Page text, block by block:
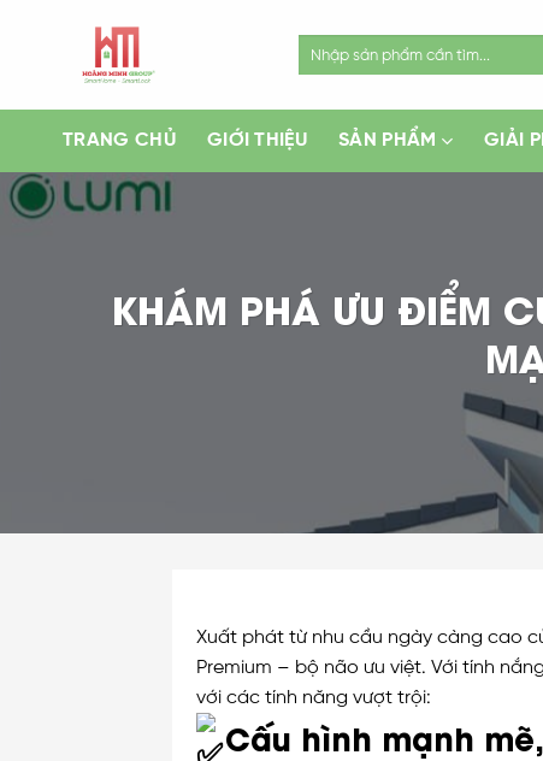
TRANG CHỦ GIỚI THIỆU SẢN PHẨM GIẢI
KHÁM PHÁ ƯU ĐIỂM
Xuất phát từ nhu cầu ngày càng cao
Premium – bộ não ưu việt. Với tính
với các tính năng vượt trội:
Cấu hình mạnh